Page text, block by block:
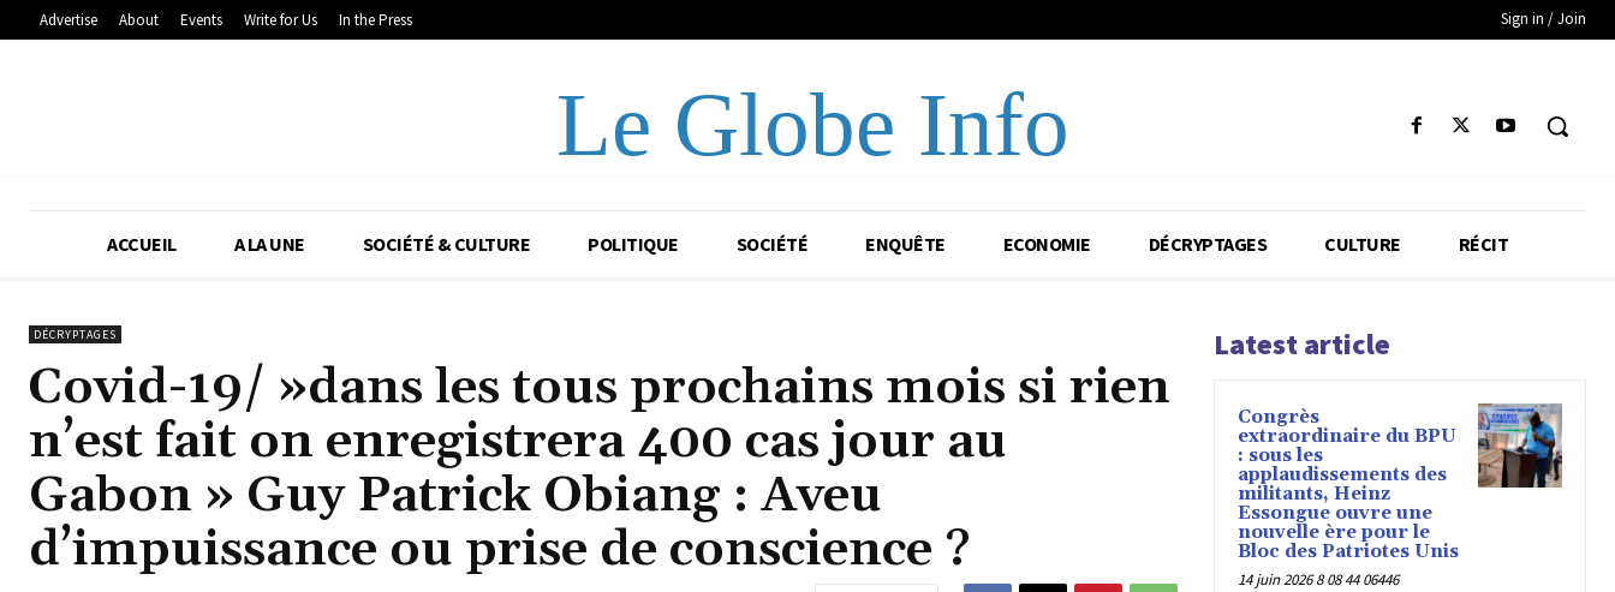
Advertise About Events Write for Us In the Press Sign in / Join
Le Globe Info
ACCUEIL A LA UNE SOCIÉTÉ & CULTURE POLITIQUE SOCIÉTÉ ENQUÊTE ECONOMIE DÉCRYPTAGES CULTURE RÉCIT
DÉCRYPTAGES
Covid-19/ »dans les tous prochains mois si rien
n’est fait on enregistrera 400 cas jour au
Gabon » Guy Patrick Obiang : Aveu
d’impuissance ou prise de conscience ?
Latest article
Congrès
extraordinaire du BPU
: sous les
applaudissements des
militants, Heinz
Essongue ouvre une
nouvelle ère pour le
Bloc des Patriotes Unis
14 juin 2026 8 08 44 06446